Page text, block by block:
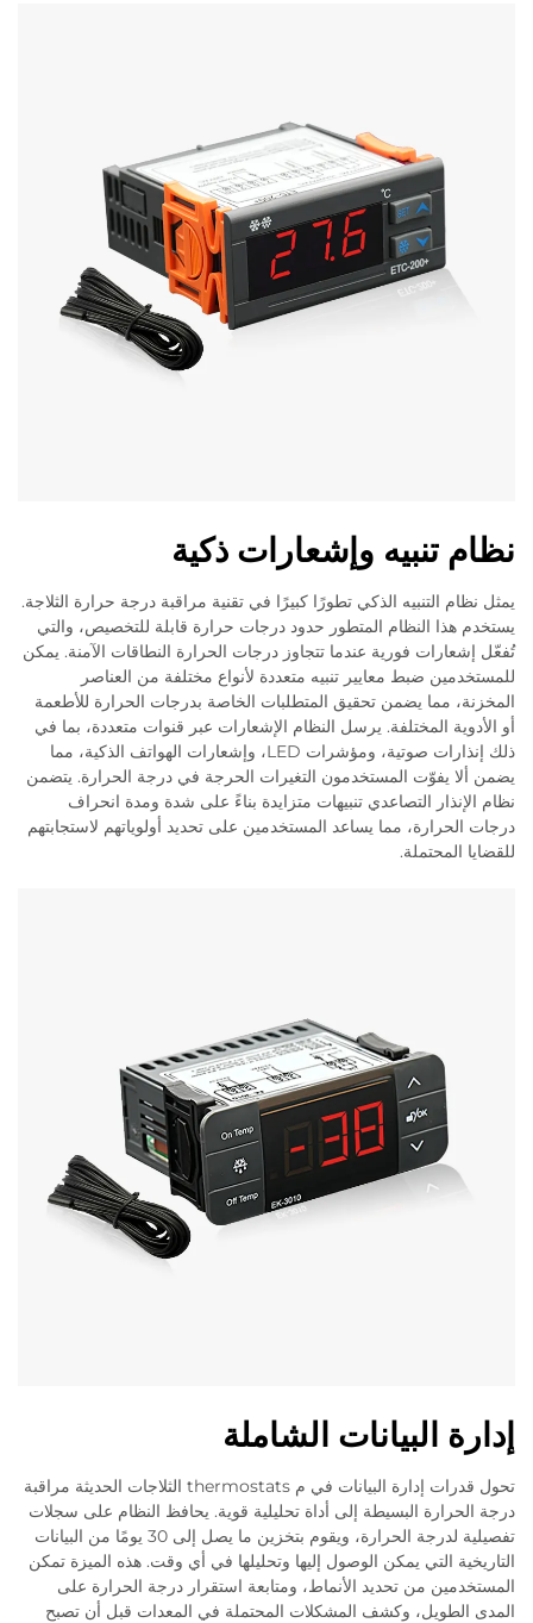
نظام تنبيه وإشعارات ذكية
يمثل نظام التنبيه الذكي تطورًا كبيرًا في تقنية مراقبة درجة حرارة الثلاجة.
يستخدم هذا النظام المتطور حدود درجات حرارة قابلة للتخصيص، والتي
تُفعّل إشعارات فورية عندما تتجاوز درجات الحرارة النطاقات الآمنة. يمكن
للمستخدمين ضبط معايير تنبيه متعددة لأنواع مختلفة من العناصر
المخزنة، مما يضمن تحقيق المتطلبات الخاصة بدرجات الحرارة للأطعمة
أو الأدوية المختلفة. يرسل النظام الإشعارات عبر قنوات متعددة، بما في
ذلك إنذارات صوتية، ومؤشرات LED، وإشعارات الهواتف الذكية، مما
يضمن ألا يفوّت المستخدمون التغيرات الحرجة في درجة الحرارة. يتضمن
نظام الإنذار التصاعدي تنبيهات متزايدة بناءً على شدة ومدة انحراف
درجات الحرارة، مما يساعد المستخدمين على تحديد أولوياتهم لاستجابتهم
للقضايا المحتملة.
إدارة البيانات الشاملة
تحول قدرات إدارة البيانات في م thermostats الثلاجات الحديثة مراقبة
درجة الحرارة البسيطة إلى أداة تحليلية قوية. يحافظ النظام على سجلات
تفصيلية لدرجة الحرارة، ويقوم بتخزين ما يصل إلى 30 يومًا من البيانات
التاريخية التي يمكن الوصول إليها وتحليلها في أي وقت. هذه الميزة تمكن
المستخدمين من تحديد الأنماط، ومتابعة استقرار درجة الحرارة على
المدى الطويل، وكشف المشكلات المحتملة في المعدات قبل أن تصبح